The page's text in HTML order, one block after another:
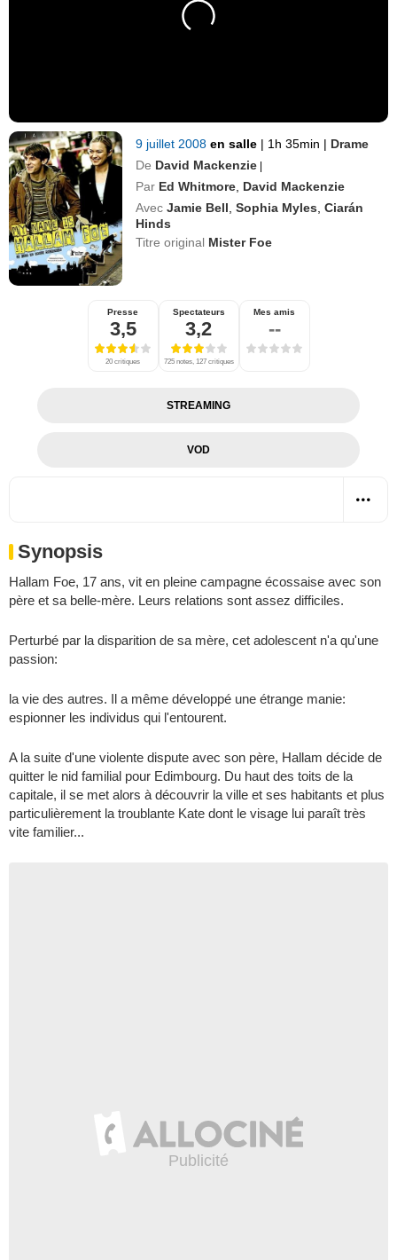
9 juillet 2008en salle | 1h 35min | Drame
De David Mackenzie |
Par Ed Whitmore David Mackenzie
Avec Jamie Bell ,Sophia Myles ,Ciarán
Hinds
Titre original Mister Foe
Presse
3,5
20 critiques
Spectateurs
3,2
725 notes, 127 critiques
Mes amis
--
STREAMING
VOD
Synopsis
Hallam Foe, 17 ans, vit en pleine campagne écossaise avec son
père et sa belle-mère. Leurs relations sont assez difficiles.
Perturbé par la disparition de sa mère, cet adolescent n'a qu'une
passion:
la vie des autres. Il a même développé une étrange manie:
espionner les individus qui l'entourent.
A la suite d'une violente dispute avec son père, Hallam décide de
quitter le nid familial pour Edimbourg. Du haut des toits de la
capitale, il se met alors à découvrir la ville et ses habitants et plus
particulièrement la troublante Kate dont le visage lui paraît très
vite familier...